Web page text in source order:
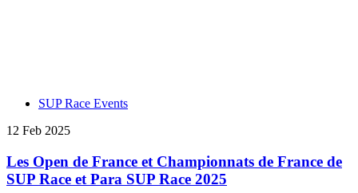
SUP Race Events
12 Feb 2025
Les Open de France et Championnats de France de
SUP Race et Para SUP Race 2025